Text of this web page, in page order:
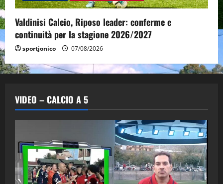
Valdinisi Calcio, Riposo leader: conferme e
continuità per la stagione 2026/2027
sportjonico 07/08/2026
VIDEO – CALCIO A 5